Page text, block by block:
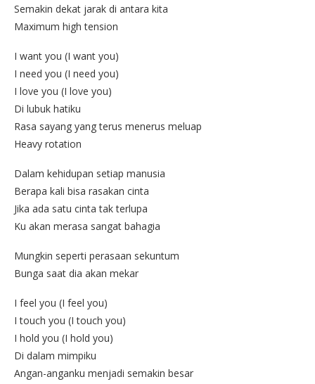
Semakin dekat jarak di antara kita
Maximum high tension
I want you (I want you)
I need you (I need you)
I love you (I love you)
Di lubuk hatiku
Rasa sayang yang terus menerus meluap
Heavy rotation
Dalam kehidupan setiap manusia
Berapa kali bisa rasakan cinta
Jika ada satu cinta tak terlupa
Ku akan merasa sangat bahagia
Mungkin seperti perasaan sekuntum
Bunga saat dia akan mekar
I feel you (I feel you)
I touch you (I touch you)
I hold you (I hold you)
Di dalam mimpiku
Angan-anganku menjadi semakin besar